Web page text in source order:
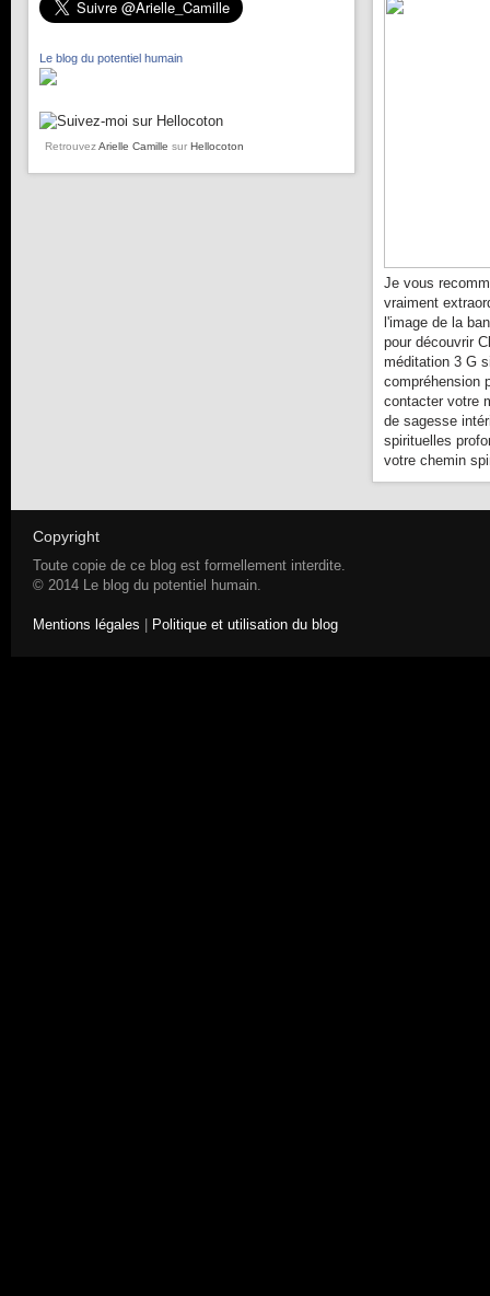
Le blog du potentiel humain
RetrouvezArielle Camille sur Hellocoton
Je vous
vraiment
l'image de la
pour découvrir
méditation 3 G
compréhension
contacter votre
de sagesse
spirituelles
votre chemin
Copyright
Toute copie de ce blog est formellement interdite.
© 2014 Le blog du potentiel humain.
Mentions légales | Politique et utilisation du blog